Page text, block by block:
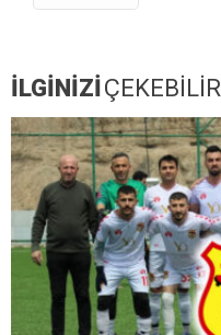
İLGİNİZİÇEKEBİLİR